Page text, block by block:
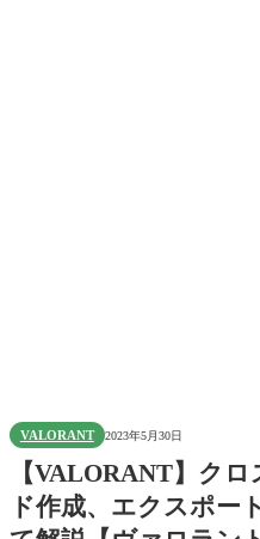
VALORANT 2023年5月30日
【VALORANT】ク
ド作成、エクスポー